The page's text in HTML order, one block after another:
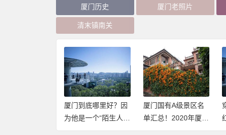
厦门历史 厦门老照片
清末镇南关
厦门国有A级景区名
单汇总！2020年厦门
这些景点免费开放
穿过山和大海，新网
红打卡地厦门山海健
康步道2020年元旦开